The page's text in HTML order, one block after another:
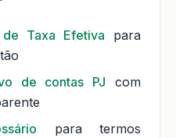
de Taxa Efetiva para
de contas PJ com
para termos